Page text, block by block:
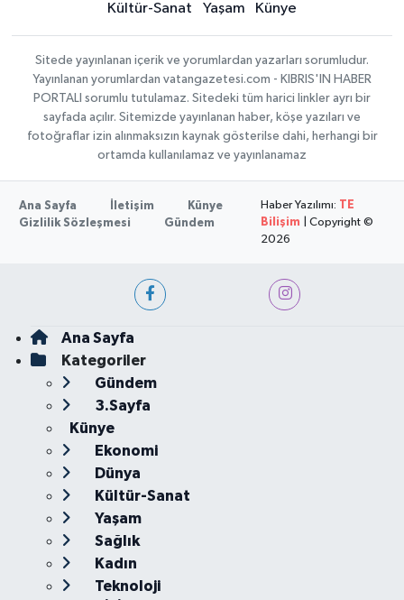
Kültür-Sanat
Yaşam Künye
Sitede yayınlanan içerik ve yorumlardan yazarları sorumludur.
Yayınlanan yorumlardan vatangazetesi.com - KIBRIS'IN HABER
PORTALI sorumlu tutulamaz. Sitedeki tüm harici linkler ayrı bir
sayfada açılır. Sitemizde yayınlanan haber, köşe yazıları ve
fotoğraflar izin alınmaksızın kaynak gösterilse dahi, herhangi bir
ortamda kullanılamaz ve yayınlanamaz
Ana Sayfa İletişim
Künye
Gizlilik Sözleşmesi
Gündem
Haber Yazılımı: TE
Bilişim | Copyright ©
2026
Ana Sayfa
Kategoriler
Gündem
3.Sayfa
Künye
Ekonomi
Dünya
Kültür-Sanat
Yaşam
Sağlık
Kadın
Teknoloji